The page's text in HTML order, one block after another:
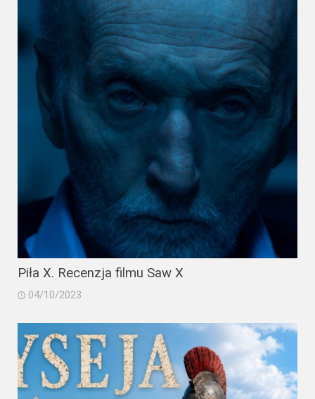
Piła X. Recenzja filmu Saw X
04/10/2023